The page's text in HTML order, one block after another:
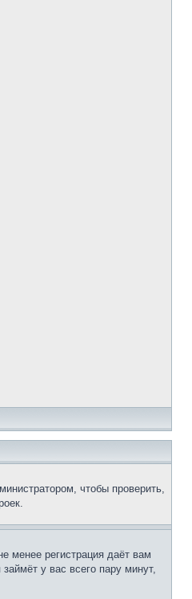
чтобы проверить,
менее регистрация даёт вам
у вас всего пару минут,